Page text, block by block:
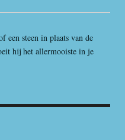
een steen in plaats van de
hij het allermooiste in je